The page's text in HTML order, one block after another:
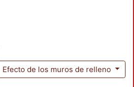
Efecto de los muros de relleno